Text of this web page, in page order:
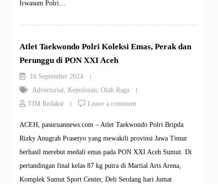
Irwasum Polri…
Atlet Taekwondo Polri Koleksi Emas, Perak dan
Perunggu di PON XXI Aceh
16 September 2024
Advertorial , Kepolisian, Olah Raga
TIM Redaksi
Leave a comment
ACEH, pasuruannews.com – Atlet Taekwondo Polri Bripda
Rizky Anugrah Prasetyo yang mewakili provinsi Jawa Timur
berhasil merebut medali emas pada PON XXI Aceh Sumut. Di
pertandingan final kelas 87 kg putra di Martial Arts Arena,
Komplek Sumut Sport Center, Deli Serdang hari Jumat